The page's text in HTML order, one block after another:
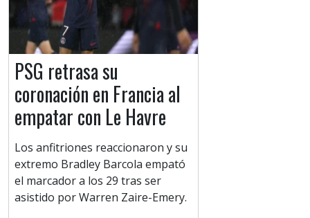
PSG retrasa su
coronación en Francia al
empatar con Le Havre
Los anfitriones reaccionaron y su
extremo Bradley Barcola empató
el marcador a los 29 tras ser
asistido por Warren Zaire-Emery.